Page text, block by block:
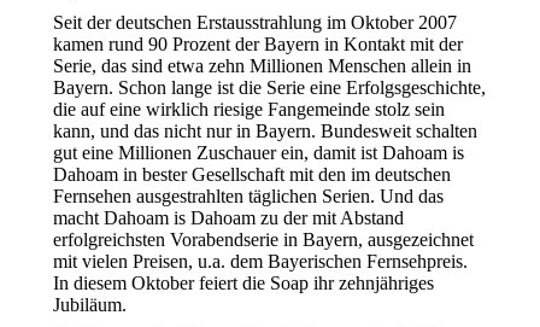
Seit der deutschen Erstausstrahlung im Oktober 2007
kamen rund 90 Prozent der Bayern in Kontakt mit der
Serie, das sind etwa zehn Millionen Menschen allein in
Bayern. Schon lange ist die Serie eine Erfolgsgeschichte,
die auf eine wirklich riesige Fangemeinde stolz sein
kann, und das nicht nur in Bayern. Bundesweit schalten
gut eine Millionen Zuschauer ein, damit ist Dahoam is
Dahoam in bester Gesellschaft mit den im deutschen
Fernsehen ausgestrahlten täglichen Serien. Und das
macht Dahoam is Dahoam zu der mit Abstand
erfolgreichsten Vorabendserie in Bayern, ausgezeichnet
mit vielen Preisen, u.a. dem Bayerischen Fernsehpreis.
In diesem Oktober feiert die Soap ihr zehnjähriges
Jubiläum.